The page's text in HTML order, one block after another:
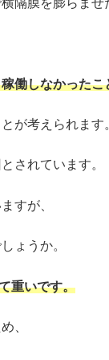
働しなかったこ
が考えられます
されています。
すが、
ょうか。
重いです。
、